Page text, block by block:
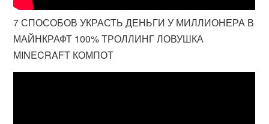
7 СПОСОБОВ УКРАСТЬ ДЕНЬГИ У МИЛЛИОНЕРА В
МАЙНКРАФТ 100% ТРОЛЛИНГ ЛОВУШКА
MINECRAFT КОМПОТ